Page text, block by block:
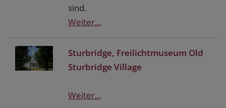
sind.
Weiter...
Sturbridge, Freilichtmuseum Old
Sturbridge Village
Weiter...